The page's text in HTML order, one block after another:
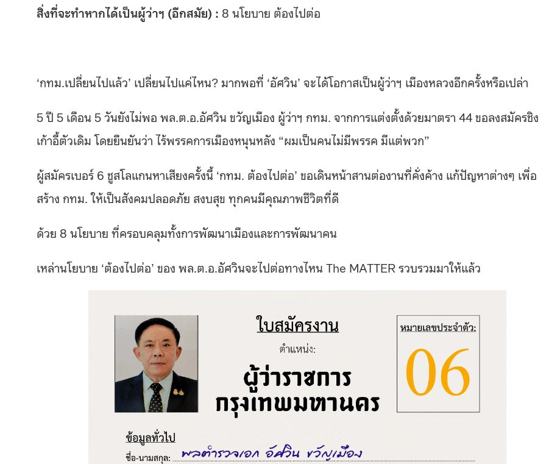
สิ่งที่จะทำหากได้เป็นผู้ว่าฯ (อีกสมัย) : 8 นโยบาย ต้องไปต่อ
‘กทม.เปลี่ยนไปแล้ว’ เปลี่ยนไปแค่ไหน? มากพอที่ ‘อัศวิน’ จะได้โอกาสเป็นผู้ว่าฯ เมืองหลวงอีกครั้งหรือเปล่า
5 ปี 5 เดือน 5 วันยังไม่พอ พล.ต.อ.อัศวิน ขวัญเมือง ผู้ว่าฯ กทม. จากการแต่งตั้งด้วยมาตรา 44 ขอลงสมัครชิง
เก้าอี้ตัวเดิม โดยยืนยันว่า ไร้พรรคการเมืองหนุนหลัง “ผมเป็นคนไม่มีพรรค มีแต่พวก”
ผู้สมัครเบอร์ 6 ชูสโลแกนหาเสียงครั้งนี้ ‘กทม. ต้องไปต่อ’ ขอเดินหน้าสานต่องานที่คั่งค้าง แก้ปัญหาต่างๆ เพื่อ
สร้าง กทม. ให้เป็นสังคมปลอดภัย สงบสุข ทุกคนมีคุณภาพชีวิตที่ดี
ด้วย 8 นโยบาย ที่ครอบคลุมทั้งการพัฒนาเมืองและการพัฒนาคน
เหล่านโยบาย ‘ต้องไปต่อ’ ของ พล.ต.อ.อัศวินจะไปต่อทางไหน The MATTER รวบรวมมาให้แล้ว